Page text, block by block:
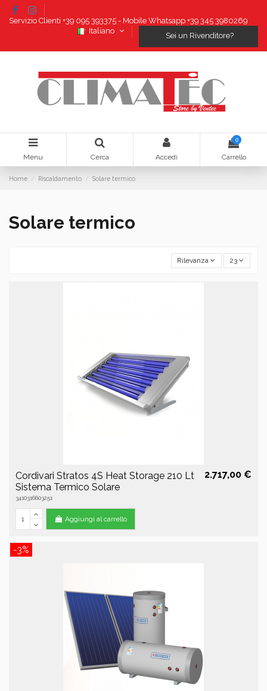
Servizio Clienti +39 095 393375 - Mobile Whatsapp +39 345 3980269
Italiano
Sei un Rivenditore?
Menu Cerca Accedi
0
Carrello
Home Riscaldamento Solare termico
Solare termico
Rilevanza 23
Cordivari Stratos 4S Heat Storage 210 Lt
Sistema Termico Solare
3410316603251
2.717,00 €
Aggiungi al carrello
-3%